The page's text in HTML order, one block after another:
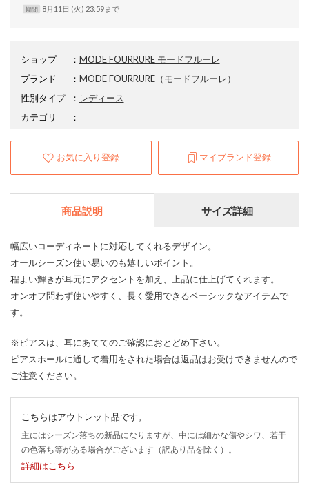
期間 8月11日 (火) 23:59まで
ショップ ： MODE FOURRURE モードフルーレ
ブランド
： MODE FOURRURE（モードフルーレ）
性別タイプ
： レディース
カテゴリ
：
お気に入り登録 マイブランド登録
商品説明 サイズ詳細
幅広いコーディネートに対応してくれるデザイン。
オールシーズン使い易いのも嬉しいポイント。
程よい輝きが耳元にアクセントを加え、上品に仕上げてくれます。
オンオフ問わず使いやすく、長く愛用できるベーシックなアイテムで
す。
※ピアスは、耳にあててのご確認におとどめ下さい。
ピアスホールに通して着用をされた場合は返品はお受けできませんので
ご注意ください。
こちらはアウトレット品です。
主にはシーズン落ちの新品になりますが、中には細かな傷やシワ、若干
の色落ち等がある場合がございます（訳あり品を除く）。
詳細はこちら